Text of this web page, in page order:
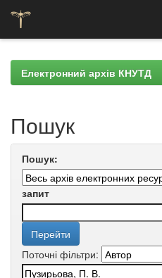
navigationЕлектронний архів КНУТД
Пошук
Пошук:
запит
Поточні фільтри: